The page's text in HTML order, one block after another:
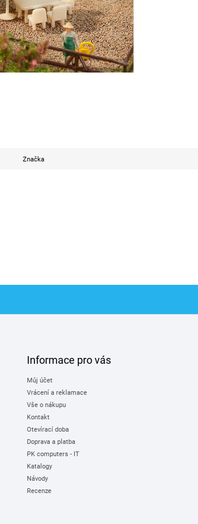
Značka
Informace pro vás
Můj účet
Vrácení a reklamace
Vše o nákupu
Kontakt
Otevírací doba
Doprava a platba
PK computers - IT
Katalogy
Návody
Recenze